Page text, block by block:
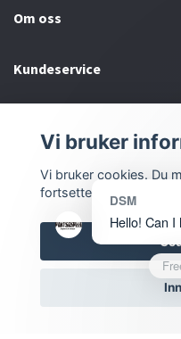
Om oss
Kundeservice
Sosiale medier
©
Vi bruker
Vi bruker cookies. Du
fortsette.
DSM
Hello! Can I